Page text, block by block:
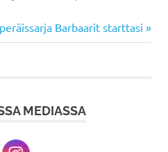
Barbaarit starttasi
MEDIASSA